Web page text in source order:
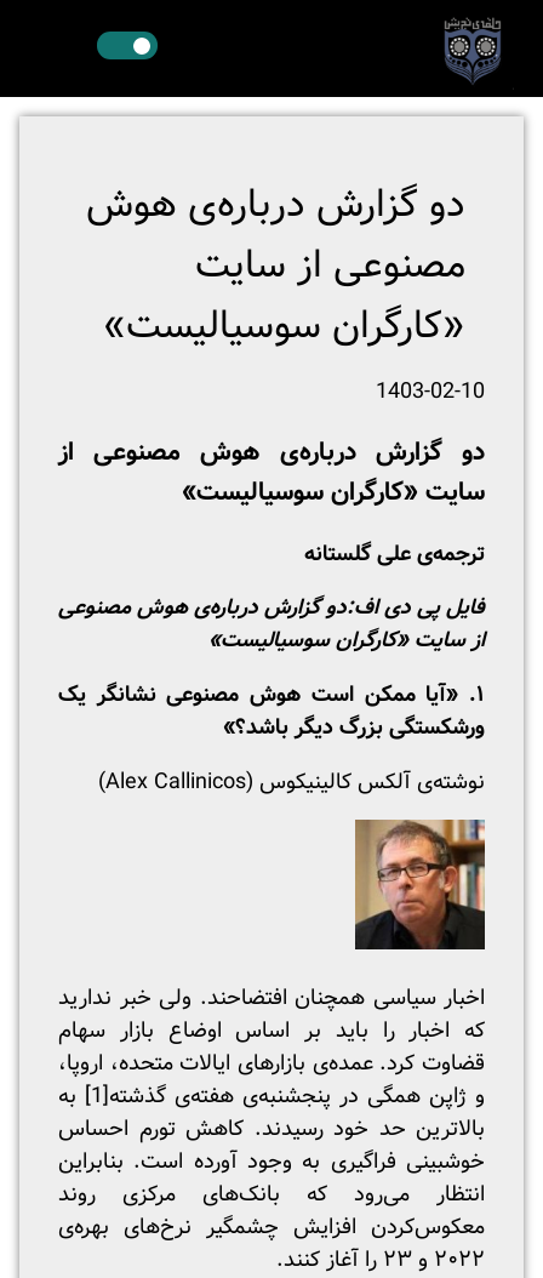
دو گزارش درباره‌ی هوش
مصنوعی از سایت
«کارگران سوسیالیست»
1403-02-10
دو گزارش درباره‌ی هوش مصنوعی از
سایت «کارگران سوسیالیست»
ترجمه‌ی علی گلستانه
فایل پی دی اف:دو گزارش درباره‌ی هوش مصنوعی
از سایت «کارگران سوسیالیست»
۱. «آیا ممکن است هوش مصنوعی نشانگر یک
ورشکستگی بزرگ دیگر باشد؟»
نوشته‌ی آلکس کالینیکوس (Alex Callinicos)
اخبار سیاسی همچنان افتضاحند. ولی خبر ندارید
که اخبار را باید بر اساس اوضاع بازار سهام
قضاوت کرد. عمده‌ی بازارهای ایالات متحده، اروپا،
و ژاپن همگی در پنجشنبه‌ی هفته‌ی گذشته[1]
به
بالاترین حد خود رسیدند. کاهش تورم احساس
خوشبینی فراگیری به وجود آورده است. بنابراین
انتظار می‌رود که بانک‌های مرکزی روند
معکوس‌کردن افزایش چشمگیر نرخ‌های بهره‌ی
۲۰۲۲ و ۲۳ را آغاز کنند.